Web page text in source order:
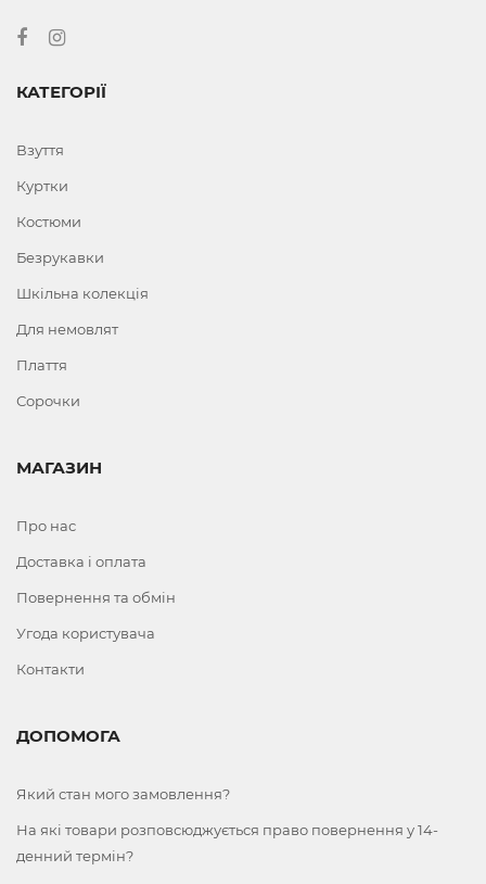
КАТЕГОРІЇ
Взуття
Куртки
Костюми
Безрукавки
Шкільна колекція
Для немовлят
Плаття
Сорочки
МАГАЗИН
Про нас
Доставка і оплата
Повернення та обмін
Угода користувача
Контакти
ДОПОМОГА
Який стан мого замовлення?
На які товари розповсюджується право повернення у 14-
денний термін?